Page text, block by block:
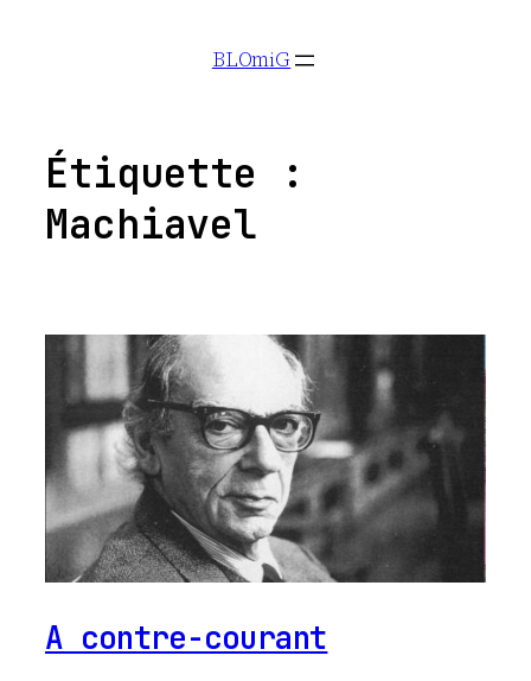
BLOmiG
Étiquette :
Machiavel
A contre-courant